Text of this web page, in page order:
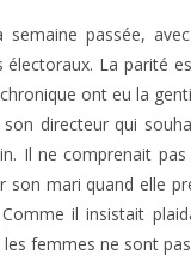
semaine passée,
électoraux. La parité
ont eu la
directeur qui
Il ne comprenait
son mari quand elle
il insistait
femmes ne sont